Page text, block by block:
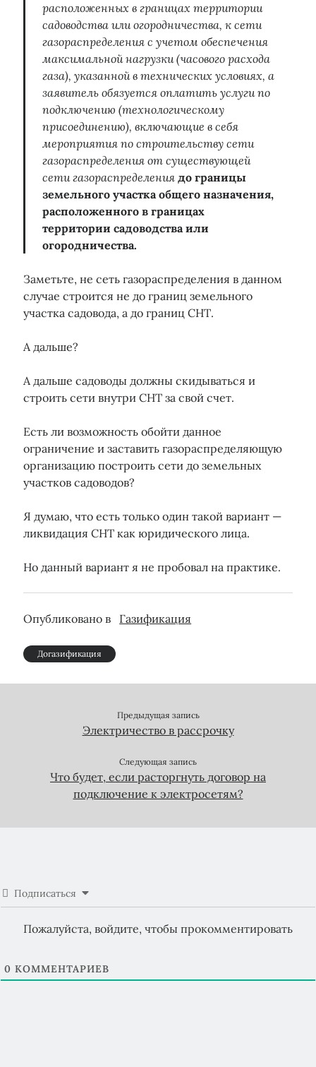
расположенных в границах территории
садоводства или огородничества, к сети
газораспределения с учетом обеспечения
максимальной нагрузки (часового расхода
газа), указанной в технических условиях, а
заявитель обязуется оплатить услуги по
подключению (технологическому
присоединению), включающие в себя
мероприятия по строительству сети
газораспределения от существующей
сети газораспределениядо границы
земельного участка общего назначения,
расположенного в границах
территории садоводства или
огородничества.
Заметьте, не сеть газораспределения в данном
случае строится не до границ земельного
участка садовода, а до границ СНТ.
А дальше?
А дальше садоводы должны скидываться и
строить сети внутри СНТ за свой счет.
Есть ли возможность обойти данное
ограничение и заставить газораспределяющую
организацию построить сети до земельных
участков садоводов?
Я думаю, что есть только один такой вариант —
ликвидация СНТ как юридического лица.
Но данный вариант я не пробовал на практике.
Опубликовано в Газификация
Догазификация
Предыдущая запись
Электричество в рассрочку
Следующая запись
Что будет, если расторгнуть договор на
подключение к электросетям?
Подписаться
Пожалуйста, войдите, чтобы прокомментировать
0 КОММЕНТАРИЕВ